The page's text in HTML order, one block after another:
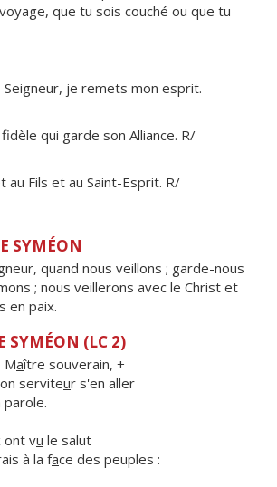
que tu sois couché ou que tu
Seigneur, je remets mon esprit.
qui garde son Alliance. R/
au Fils et au Saint-Esprit. R/
SYMÉON
quand nous veillons ; garde-nous
; nous veillerons avec le Christ et
en paix.
SYMÉON (LC 2)
Maître souverain, +
serviteur s'en aller
parole.
ont vu le salut
à la face des peuples :